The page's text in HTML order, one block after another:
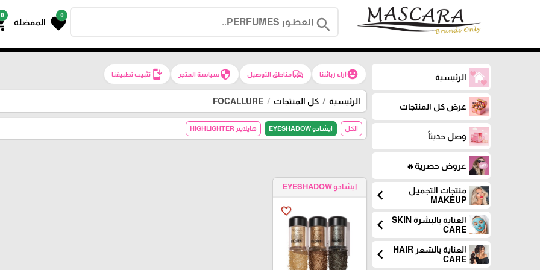
search
0
favorite المفضلة
0
الرئيسية
عرض كل المنتجات
وصل حديثاً
عروض حصرية🔥
منتجات التجميـل
MAKEUP
chevron_left
العناية بالبشرة SKIN
CARE
chevron_left
العناية بالشعر HAIR
CARE
chevron_left
emoji_emotionsآراء زبائننا commuteمناطق التوصيل securityسياسة المتجر install_mobileتثبيت تطبيقنا
الرئيسية كل المنتجات FOCALLURE
الكل ايشادو EYESHADOW هايلايتر HIGHLIGHTER
ايشادو EYESHADOW
favorite_border